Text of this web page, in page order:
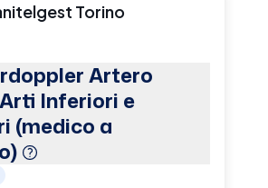
Torino
Artero
Inferiori e
(medico a